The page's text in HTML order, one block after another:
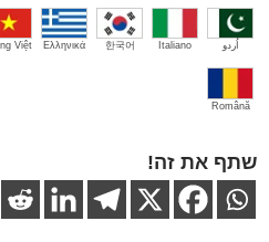
اُردو Italiano
한국어
Ελληνικά
Việt
Română
שתף את זה!